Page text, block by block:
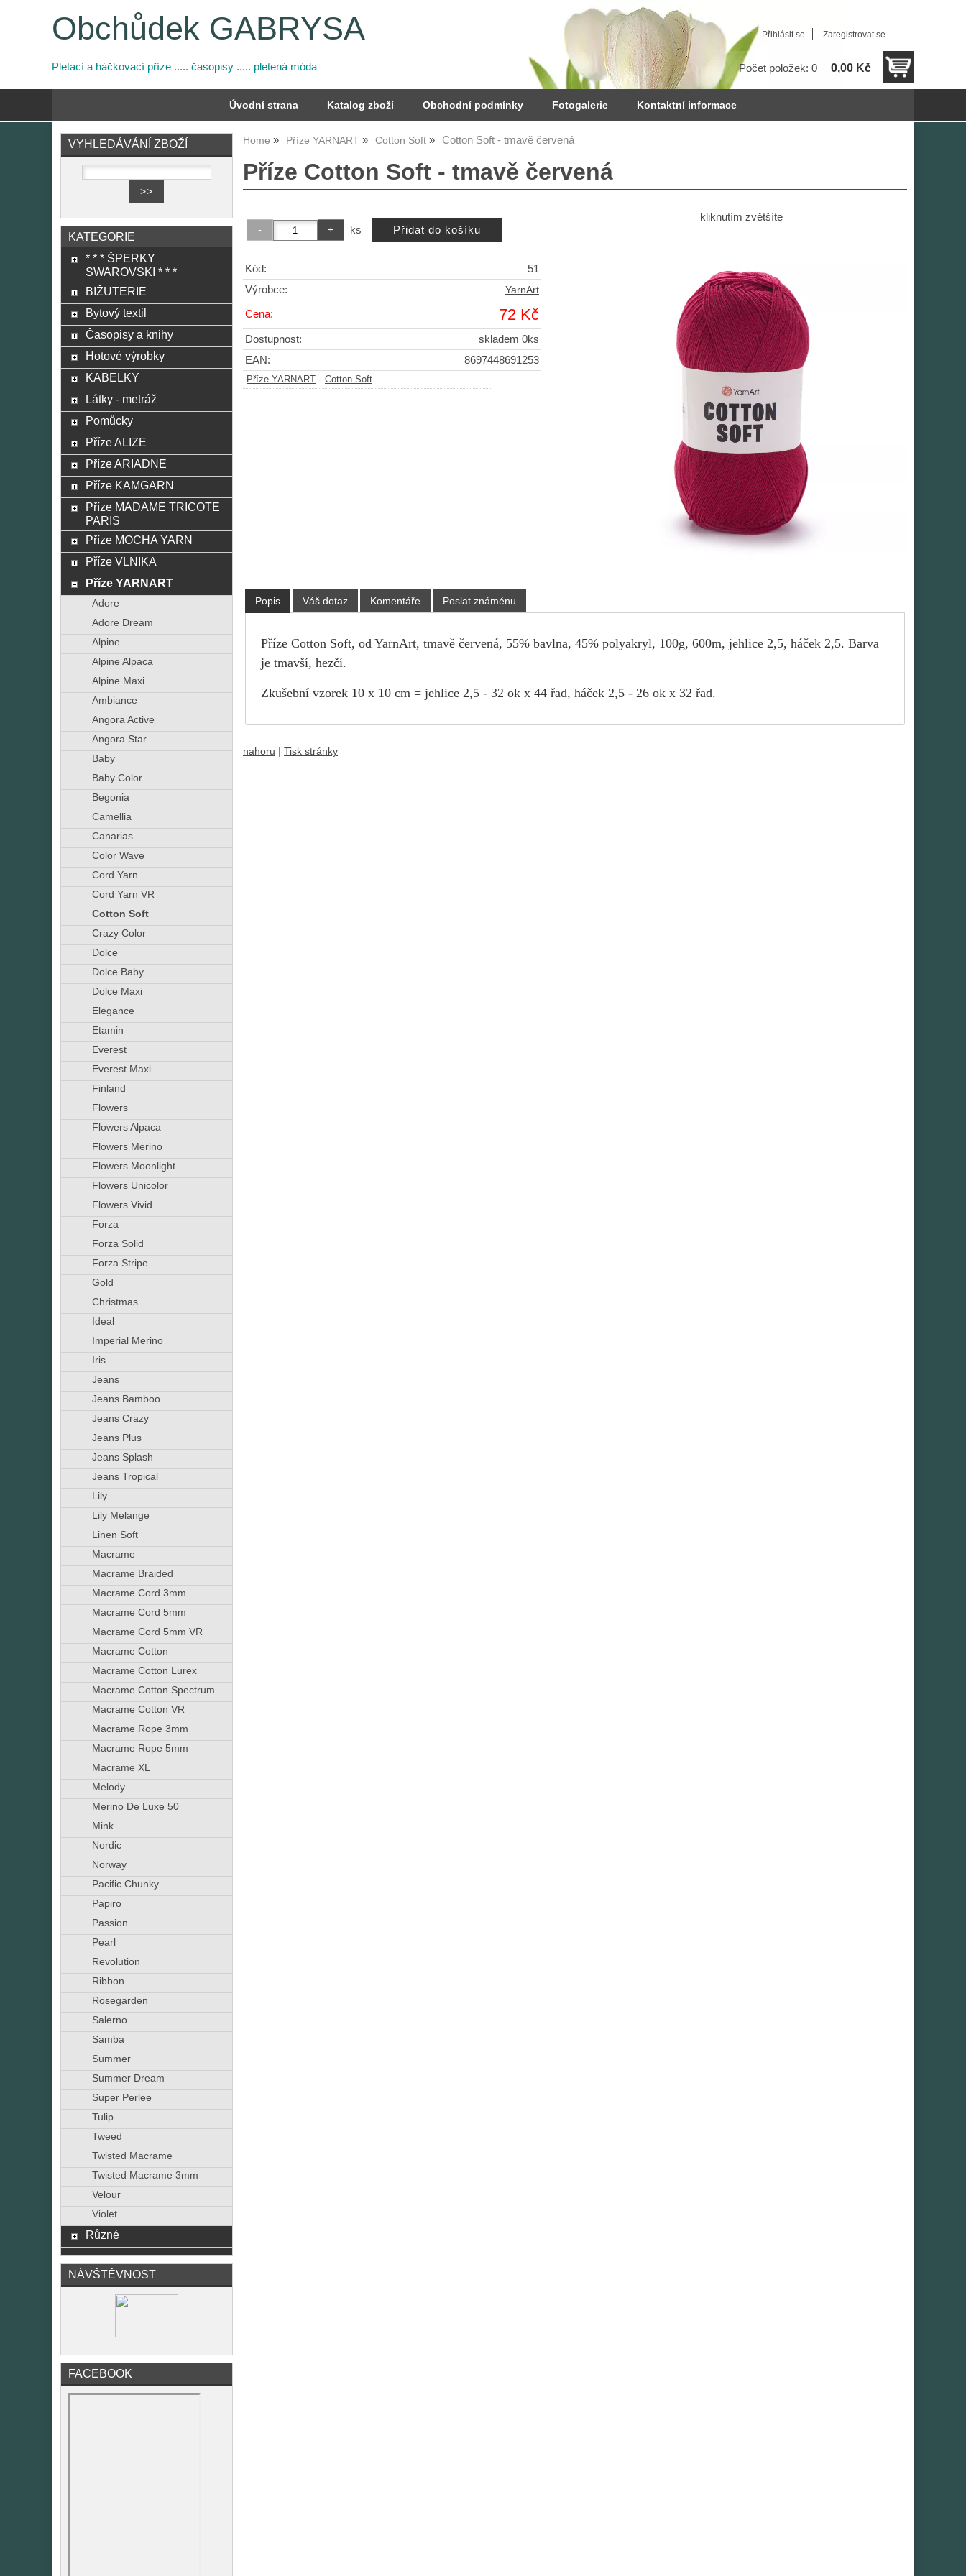
Přihlásit se Zaregistrovat se
Počet položek: 0 0,00 Kč
Obchůdek GABRYSA
Pletací a háčkovací příze ..... časopisy ..... pletená móda
Úvodní strana Katalog zboží Obchodní podmínky Fotogalerie Kontaktní informace
Home Příze YARNART Cotton Soft Cotton Soft - tmavě červená
Příze Cotton Soft - tmavě červená
kliknutím zvětšíte
ks
Kód:
51
Výrobce:
YarnArt
Cena: 72 Kč
Dostupnost:
skladem 0ks
EAN:
8697448691253
Příze YARNART - Cotton Soft
Popis Váš dotaz Komentáře Poslat známénu
Příze Cotton Soft, od YarnArt, tmavě červená, 55% bavlna, 45% polyakryl, 100g, 600m, jehlice 2,5, háček 2,5. Barva
je tmavší, hezčí.
Zkušební vzorek 10 x 10 cm = jehlice 2,5 - 32 ok x 44 řad, háček 2,5 - 26 ok x 32 řad.
nahoru Tisk stránky
VYHLEDÁVÁNÍ ZBOŽÍ
KATEGORIE
* * * ŠPERKY
SWAROVSKI * * *
BIŽUTERIE
Bytový textil
Časopisy a knihy
Hotové výrobky
KABELKY
Látky - metráž
Pomůcky
Příze ALIZE
Příze ARIADNE
Příze KAMGARN
Příze MADAME TRICOTE
PARIS
Příze MOCHA YARN
Příze VLNIKA
Příze YARNART
Adore
Adore Dream
Alpine
Alpine Alpaca
Alpine Maxi
Ambiance
Angora Active
Angora Star
Baby
Baby Color
Begonia
Camellia
Canarias
Color Wave
Cord Yarn
Cord Yarn VR
Cotton Soft
Crazy Color
Dolce
Dolce Baby
Dolce Maxi
Elegance
Etamin
Everest
Everest Maxi
Finland
Flowers
Flowers Alpaca
Flowers Merino
Flowers Moonlight
Flowers Unicolor
Flowers Vivid
Forza
Forza Solid
Forza Stripe
Gold
Christmas
Ideal
Imperial Merino
Iris
Jeans
Jeans Bamboo
Jeans Crazy
Jeans Plus
Jeans Splash
Jeans Tropical
Lily
Lily Melange
Linen Soft
Macrame
Macrame Braided
Macrame Cord 3mm
Macrame Cord 5mm
Macrame Cord 5mm VR
Macrame Cotton
Macrame Cotton Lurex
Macrame Cotton Spectrum
Macrame Cotton VR
Macrame Rope 3mm
Macrame Rope 5mm
Macrame XL
Melody
Merino De Luxe 50
Mink
Nordic
Norway
Pacific Chunky
Papiro
Passion
Pearl
Revolution
Ribbon
Rosegarden
Salerno
Samba
Summer
Summer Dream
Super Perlee
Tulip
Tweed
Twisted Macrame
Twisted Macrame 3mm
Velour
Violet
Různé
NÁVŠTĚVNOST
FACEBOOK